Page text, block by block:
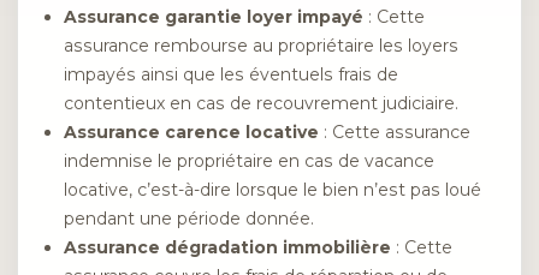
Assurance garantie loyer impayé : Cette
assurance rembourse au propriétaire les loyers
impayés ainsi que les éventuels frais de
contentieux en cas de recouvrement judiciaire.
Assurance carence locative : Cette assurance
indemnise le propriétaire en cas de vacance
locative, c’est-à-dire lorsque le bien n’est pas loué
pendant une période donnée.
Assurance dégradation immobilière : Cette